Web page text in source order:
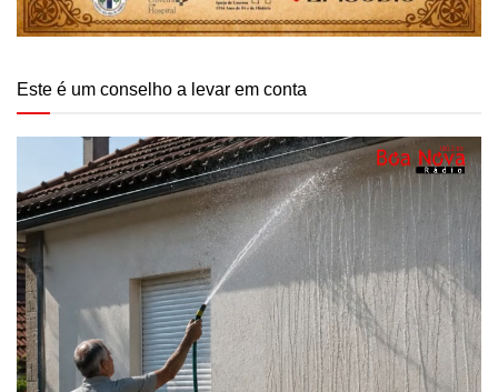
Este é um conselho a levar em conta